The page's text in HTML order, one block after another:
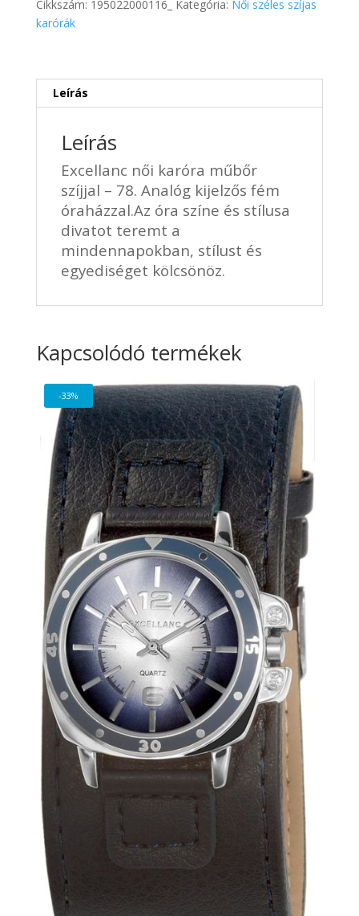
-
Cikkszám: 195022000116_ Kategória: Női széles szíjas
karórák
Leírás
Leírás
Excellanc női karóra műbőr
szíjjal – 78. Analóg kijelzős fém
óraházzal.Az óra színe és stílusa
divatot teremt a
mindennapokban, stílust és
egyediséget kölcsönöz.
Kapcsolódó termékek
-33%